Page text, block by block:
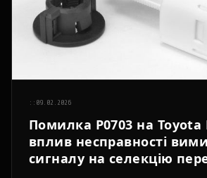
:: 09.02.2026
Помилка P0703 на Toyota
вплив несправності
сигналу на селекцію